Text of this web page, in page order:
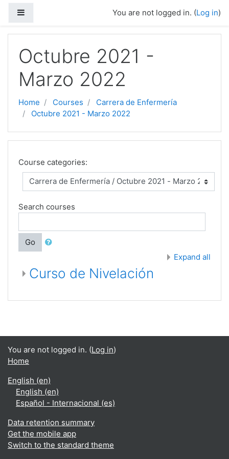
You are not logged in. (Log in)
Octubre 2021 -
Marzo 2022
Home Courses
Carrera de Enfermería
Octubre 2021 - Marzo 2022
Course categories:
Search courses
Go
Expand all
Curso de Nivelación
You are not logged in. (Log in)
Home
English ‎(en)‎
English ‎(en)‎
Español - Internacional ‎(es)‎
Data retention summary
Get the mobile app
Switch to the standard theme